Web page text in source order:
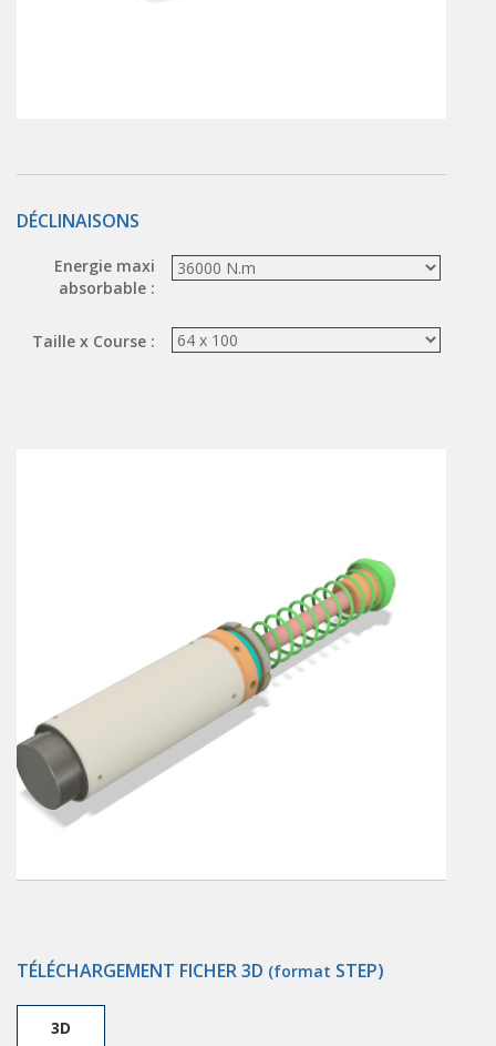
ÉLECTROVANNES DE DÉCOLMATAGE
Électrovannes à jet pulsé
Vannes à jet pulsé
OUTILS COUPANTS
Ciseaux pneumatiques
Traitements d'air compacts
DÉCLINAISONS
Energie maxi
absorbable :
Taille x Course :
TÉLÉCHARGEMENT FICHER 3D (format STEP)
3D